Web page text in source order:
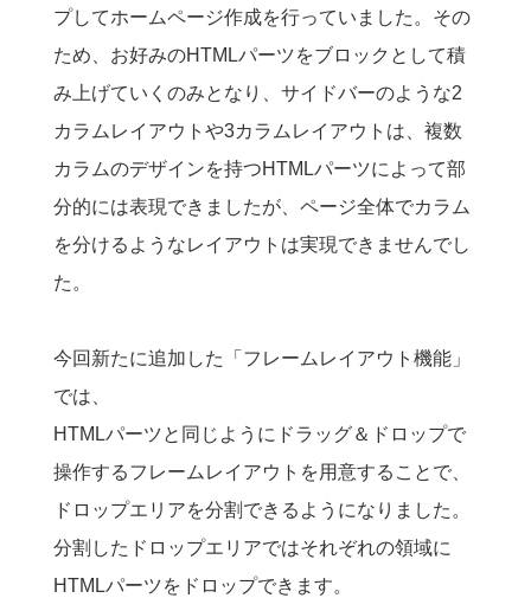
プしてホームページ作成を行っていました。その
ため、お好みのHTMLパーツをブロックとして積
み上げていくのみとなり、サイドバーのような2
カラムレイアウトや3カラムレイアウトは、複数
カラムのデザインを持つHTMLパーツによって部
分的には表現できましたが、ページ全体でカラム
を分けるようなレイアウトは実現できませんでし
た。
今回新たに追加した「フレームレイアウト機能」
では、
HTMLパーツと同じようにドラッグ＆ドロップで
操作するフレームレイアウトを用意することで、
ドロップエリアを分割できるようになりました。
分割したドロップエリアではそれぞれの領域に
HTMLパーツをドロップできます。